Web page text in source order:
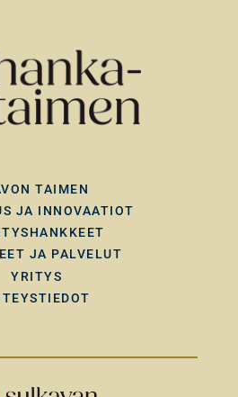
TAIMEN
JA INNOVAATIOT
JA PALVELUT
YRITYS